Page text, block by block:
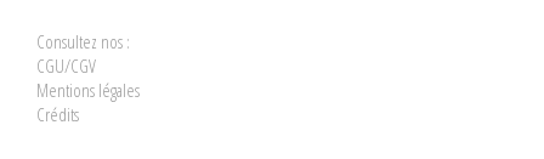
Consultez nos :
CGU/CGV
Mentions légales
Crédits